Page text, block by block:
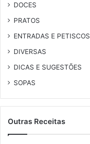
DOCES
PRATOS
ENTRADAS E PETISCOS
DIVERSAS
DICAS E SUGESTÕES
SOPAS
Outras Receitas